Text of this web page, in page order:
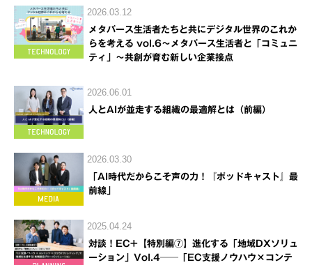
2026.03.12
メタバース生活者たちと共にデジタル世界のこれか
らを考える vol.6～メタバース生活者と「コミュニ
ティ」～共創が育む新しい企業接点
2026.06.01
人とAIが並走する組織の最適解とは（前編）
2026.03.30
「AI時代だからこそ声の力！『ポッドキャスト』最
前線」
2025.04.24
対談！EC+【特別編⑦】進化する「地域DXソリュ
ーション」Vol.4──「EC支援ノウハウ×コンテ